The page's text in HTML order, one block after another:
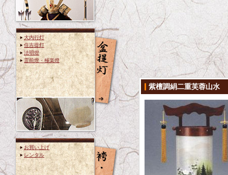
大内行灯
住吉提灯
法明燈
霊前燈・極楽燈
お買い上げ
レンタル
紫檀調絹二重芙蓉山水